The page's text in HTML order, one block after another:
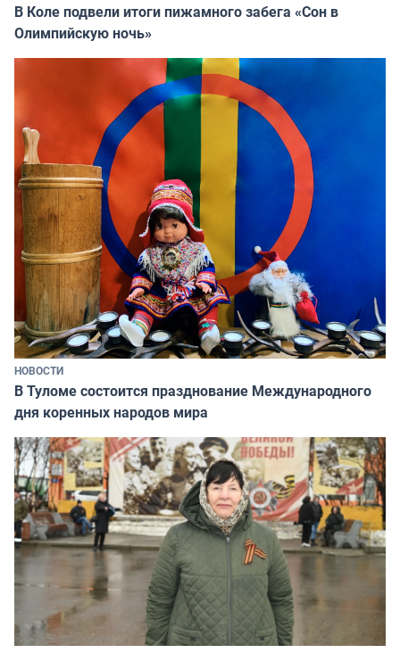
В Коле подвели итоги пижамного забега «Сон в
Олимпийскую ночь»
НОВОСТИ
В Туломе состоится празднование Международного
дня коренных народов мира